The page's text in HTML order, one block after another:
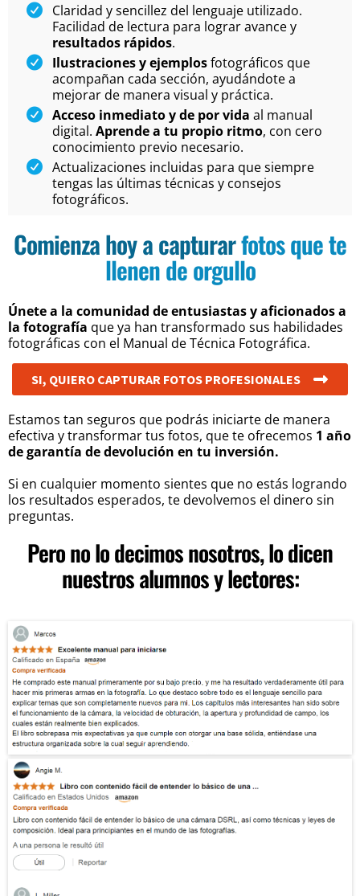
Claridad y sencillez del lenguaje utilizado.
Facilidad de lectura para lograr avance y
resultados rápidos.
Ilustraciones y ejemplosfotográficos que
acompañan cada sección, ayudándote a
mejorar de manera visual y práctica.
Acceso inmediato y de por vida al manual
digital. Aprende a tu propio ritmo, con cero
conocimiento previo necesario.
Actualizaciones incluidas para que siempre
tengas las últimas técnicas y consejos
fotográficos.
Comienza hoy a capturarfotos que te
llenen de orgullo
Únete a la comunidad de entusiastas y aficionados a
la fotografía que ya han transformado sus habilidades
fotográficas con el Manual de Técnica Fotográfica.
SI, QUIERO CAPTURAR FOTOS PROFESIONALES
Estamos tan seguros que podrás iniciarte de manera
efectiva y transformar tus fotos, que te ofrecemos 1 año
de garantía de devolución en tu inversión.
Si en cualquier momento sientes que no estás logrando
los resultados esperados, te devolvemos el dinero sin
preguntas.
Pero no lo decimos nosotros, lo dicen
nuestros alumnos y lectores: